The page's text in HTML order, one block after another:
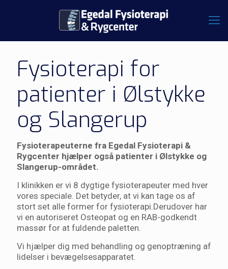
Fysioterapi for
patienter i Ølstykke
og Slangerup
Fysioterapeuterne fra Egedal Fysioterapi &
Rygcenter hjælper også patienter i Ølstykke og
Slangerup-området.
I klinikken er vi 8 dygtige fysioterapeuter med hver
vores speciale. Det betyder, at vi kan tage os af
stort set alle former for fysioterapi.Derudover har
vi en autoriseret Osteopat og en RAB-godkendt
massør for at fuldende paletten.
Vi hjælper dig med behandling og genoptræning af
lidelser i bevægelsesapparatet.